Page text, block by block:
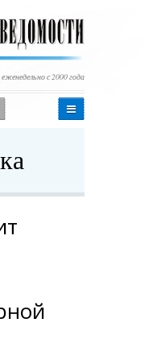
с 2000 года